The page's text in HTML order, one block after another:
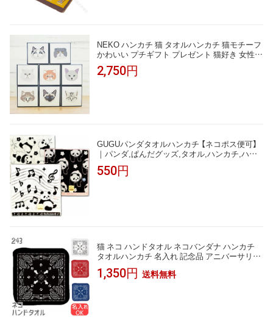
NEKO ハンカチ 猫 タオルハンカチ 猫モチーフ
かわいい プチギフト プレゼント 猫好き 女性
男性 お礼 お返し クリスマス
2,750円
GUGUパンダタオルハンカチ 【ネコポス便可】
｜パンダ,ぱんだグッズ,タオル,ハンカチ,ハン
ドタオル,ミニハンカチ,中国,中華街,可愛い,プ
レゼント,実用,プチギフト,赤ちゃん,パンダ雑
550円
猫 ネコ ハンドタオル ネコバンダナ ハンカチ
タオルハンカチ 名入れ 記念品 アニバーサリー
入園 入学 卒園 卒業 入学祝い 還暦 卒業祝 誕生
日 クリスマス ネコ好き 雑貨 かわいい グッズ
1,350円 送料無料